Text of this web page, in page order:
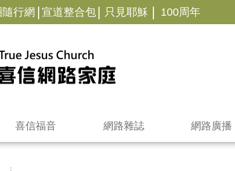
行網 | 宣道整合包 | 只見耶穌 | 100周年
喜信福音 網路雜誌 網路廣播